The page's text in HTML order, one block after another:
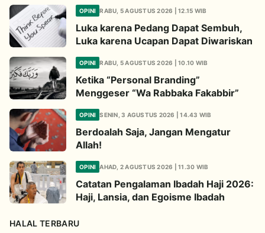
OPINI RABU, 5 AGUSTUS 2026 | 12.15 WIB
Luka karena Pedang Dapat Sembuh,
Luka karena Ucapan Dapat Diwariskan
OPINI RABU, 5 AGUSTUS 2026 | 10.10 WIB
Ketika “Personal Branding”
Menggeser “Wa Rabbaka Fakabbir”
OPINI SENIN, 3 AGUSTUS 2026 | 14.43 WIB
Berdoalah Saja, Jangan Mengatur
Allah!
OPINI AHAD, 2 AGUSTUS 2026 | 11.30 WIB
Catatan Pengalaman Ibadah Haji 2026:
Haji, Lansia, dan Egoisme Ibadah
HALAL TERBARU